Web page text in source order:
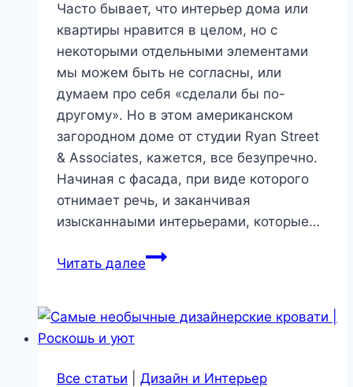
Часто бывает, что интерьер дома или
квартиры нравится в целом, но с
некоторыми отдельными элементами
мы можем быть не согласны, или
думаем про себя «сделали бы по-
другому». Но в этом американском
загородном доме от студии Ryan Street
& Associates, кажется, все безупречно.
Начиная с фасада, при виде которого
отнимает речь, и заканчивая
изысканнаыми интерьерами, которые…
Читать далееИдеальный
Все статьи Дизайн и Интерьер